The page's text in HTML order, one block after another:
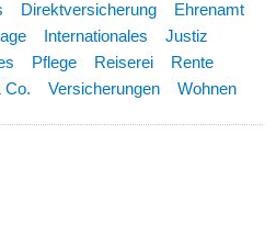
Direktversicherung
Ehrenamt
Internationales
Justiz
Pflege Reiserei
Rente
Co. Versicherungen Wohnen